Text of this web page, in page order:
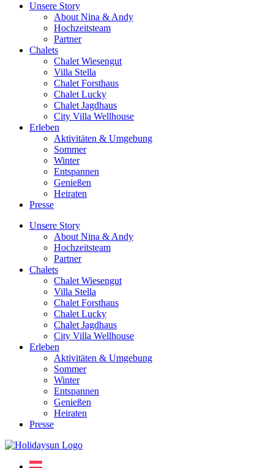
Unsere Story
About Nina & Andy
Hochzeitsteam
Partner
Chalets
Chalet Wiesengut
Villa Stella
Chalet Forsthaus
Chalet Lucky
Chalet Jagdhaus
City Villa Wellhouse
Erleben
Aktivitäten & Umgebung
Sommer
Winter
Entspannen
Genießen
Heiraten
Presse
Unsere Story
About Nina & Andy
Hochzeitsteam
Partner
Chalets
Chalet Wiesengut
Villa Stella
Chalet Forsthaus
Chalet Lucky
Chalet Jagdhaus
City Villa Wellhouse
Erleben
Aktivitäten & Umgebung
Sommer
Winter
Entspannen
Genießen
Heiraten
Presse